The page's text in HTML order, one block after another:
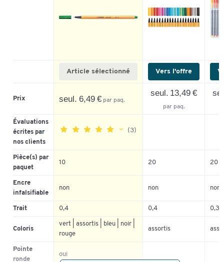
Article sélectionné Vers l'offre
Prix seul. 6,49 € par paq.
seul. 13,49 €
par paq.
Évaluations
écrites par
nos clients
(3)
100%
3
Pièce(s) par
paquet
10 20 20
Encre
infalsifiable
non non non
Trait 0,4 0,4 0,3
Coloris
vert | assortis | bleu | noir |
rouge
assortis
Pointe
ronde
oui